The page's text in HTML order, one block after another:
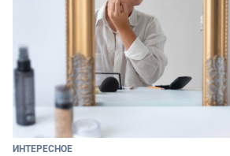
ИНТЕРЕСНОЕ